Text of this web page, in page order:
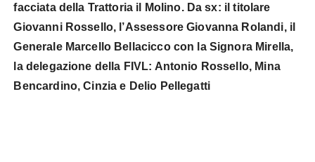
facciata della Trattoria il Molino. Da sx: il titolare
Giovanni Rossello, l’Assessore Giovanna Rolandi, il
Generale Marcello Bellacicco con la Signora Mirella,
la delegazione della FIVL: Antonio Rossello, Mina
Bencardino, Cinzia e Delio Pellegatti